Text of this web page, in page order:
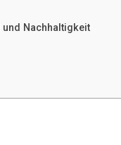
Nachhaltigkeit